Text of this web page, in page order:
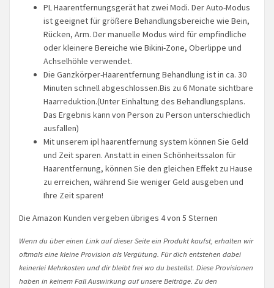
PL Haarentfernungsgerät hat zwei Modi. Der Auto-Modus
ist geeignet für größere Behandlungsbereiche wie Bein,
Rücken, Arm. Der manuelle Modus wird für empfindliche
oder kleinere Bereiche wie Bikini-Zone, Oberlippe und
Achselhöhle verwendet.
Die Ganzkörper-Haarentfernung Behandlung ist in ca. 30
Minuten schnell abgeschlossen.Bis zu 6 Monate sichtbare
Haarreduktion.(Unter Einhaltung des Behandlungsplans.
Das Ergebnis kann von Person zu Person unterschiedlich
ausfallen)
Mit unserem ipl haarentfernung system können Sie Geld
und Zeit sparen. Anstatt in einen Schönheitssalon für
Haarentfernung, können Sie den gleichen Effekt zu Hause
zu erreichen, während Sie weniger Geld ausgeben und
Ihre Zeit sparen!
Die Amazon Kunden vergeben übriges 4 von 5 Sternen
Wenn du über einen Link auf dieser Seite ein Produkt kaufst, erhalten wir
oftmals eine kleine Provision als Vergütung. Für dich entstehen dabei
keinerlei Mehrkosten und dir bleibt frei wo du bestellst. Diese Provisionen
haben in keinem Fall Auswirkung auf unsere Beiträge. Zu den